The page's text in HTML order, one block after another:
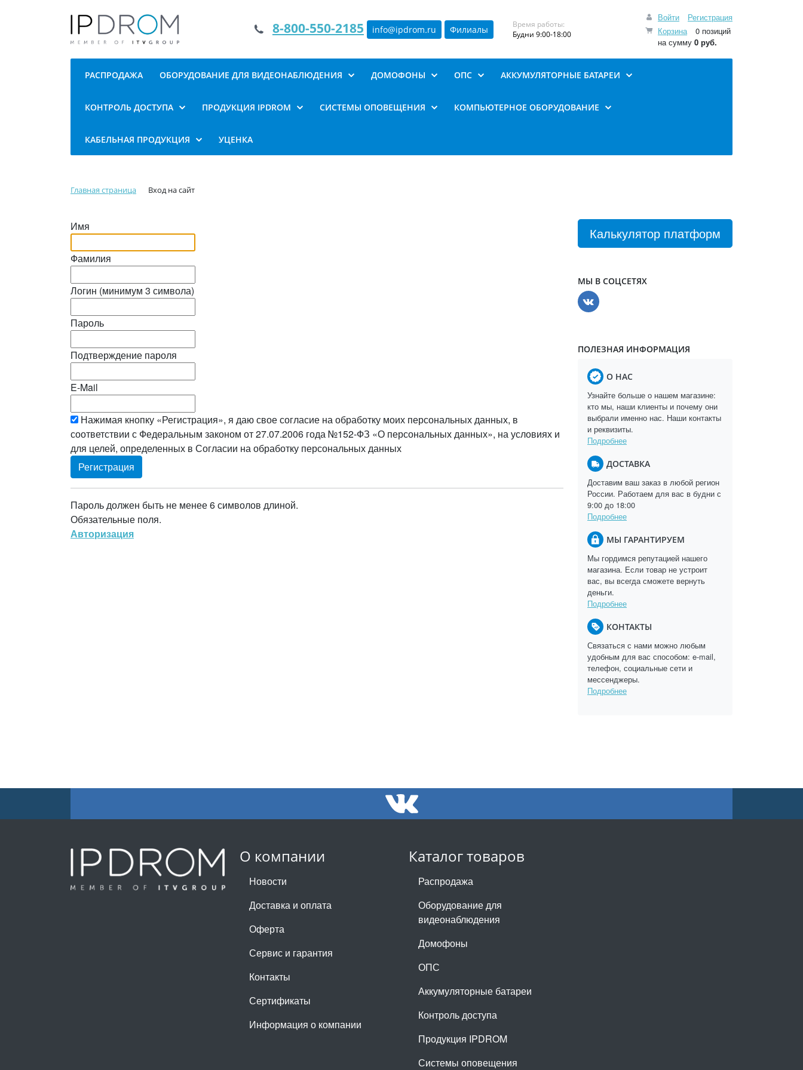
Войти
Регистрация
Корзина
0 позиций
на сумму 0 руб.
8-800-550-2185 info@ipdrom.ru Филиалы
Время работы:
Будни 9:00-18:00
РАСПРОДАЖА ОБОРУДОВАНИЕ ДЛЯ ВИДЕОНАБЛЮДЕНИЯ ДОМОФОНЫ ОПС АККУМУЛЯТОРНЫЕ БАТАРЕИ
КОНТРОЛЬ ДОСТУПА ПРОДУКЦИЯ IPDROM СИСТЕМЫ ОПОВЕЩЕНИЯ КОМПЬЮТЕРНОЕ ОБОРУДОВАНИЕ
КАБЕЛЬНАЯ ПРОДУКЦИЯ УЦЕНКА
Главная страница Вход на сайт
Имя
Фамилия
Логин (минимум 3 символа)
Пароль
Подтверждение пароля
E-Mail
Нажимая кнопку «Регистрация», я даю свое согласие на обработку моих персональных данных, в
соответствии с Федеральным законом от 27.07.2006 года №152-ФЗ «О персональных данных», на условиях и
для целей, определенных в Согласии на обработку персональных данных
Пароль должен быть не менее 6 символов длиной.
Обязательные поля.
Авторизация
Калькулятор платформ
МЫ В СОЦСЕТЯХ
ПОЛЕЗНАЯ ИНФОРМАЦИЯ
О НАС
Узнайте больше о нашем магазине:
кто мы, наши клиенты и почему они
выбрали именно нас. Наши контакты
и реквизиты.
Подробнее
ДОСТАВКА
Доставим ваш заказ в любой регион
России. Работаем для вас в будни с
9:00 до 18:00
Подробнее
МЫ ГАРАНТИРУЕМ
Мы гордимся репутацией нашего
магазина. Если товар не устроит
вас, вы всегда сможете вернуть
деньги.
Подробнее
КОНТАКТЫ
Связаться с нами можно любым
удобным для вас способом: e-mail,
телефон, социальные сети и
мессенджеры.
Подробнее
О компании
Новости
Доставка и оплата
Оферта
Сервис и гарантия
Контакты
Сертификаты
Информация о компании
Каталог товаров
Распродажа
Оборудование для
видеонаблюдения
Домофоны
ОПС
Аккумуляторные батареи
Контроль доступа
Продукция IPDROM
Системы оповещения